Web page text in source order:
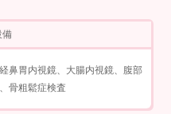
備
鼻胃内視鏡、大腸内視鏡、腹部
骨粗鬆症検査